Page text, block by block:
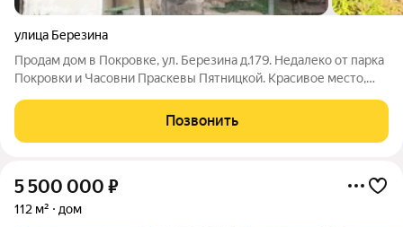
улица Березина
Продам дом в Покровке, ул. Березина д.179. Недалеко от парка
Покровки и Часовни Праскевы Пятницкой. Красивое место,
гараж 27 м2. Подходит под мат.капитал. Есть
несовершеннолетний собственник. В
Позвонить
5 500 000 ₽
112 м² дом